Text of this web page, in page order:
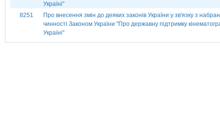
Україні"
8251
Про внесення змін до деяких законів України у зв'язку з
чинності Законом України "Про державну підтримку
Україні"